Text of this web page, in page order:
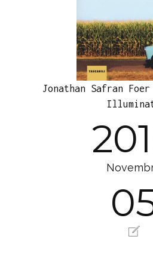
Jonathan Safran